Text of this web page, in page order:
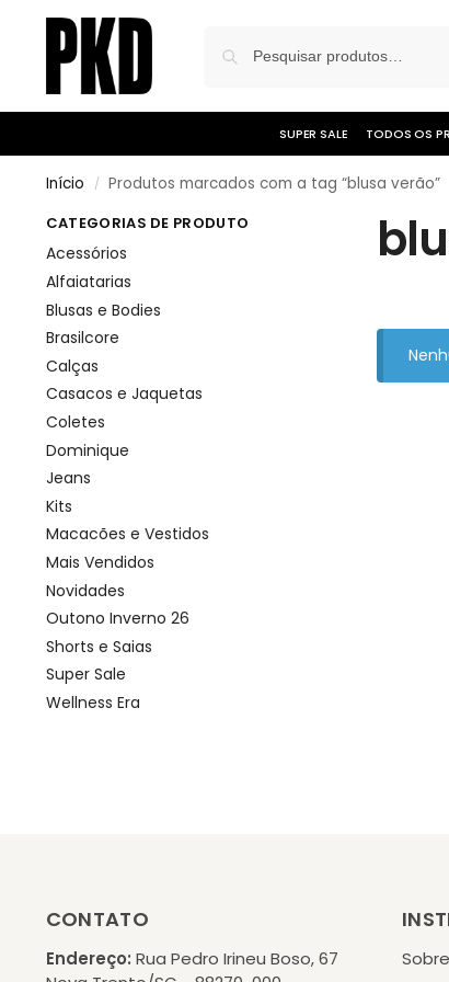
SUPER SALE TODOS OS
Início / Produtos marcados com a tag “blusa verão”
CATEGORIAS DE PRODUTO
Acessórios
Alfaiatarias
Blusas e Bodies
Brasilcore
Calças
Casacos e Jaquetas
Coletes
Dominique
Jeans
Kits
Macacões e Vestidos
Mais Vendidos
Novidades
Outono Inverno 26
Shorts e Saias
Super Sale
Wellness Era
CONTATO
Endereço: Rua Pedro Irineu Boso, 67